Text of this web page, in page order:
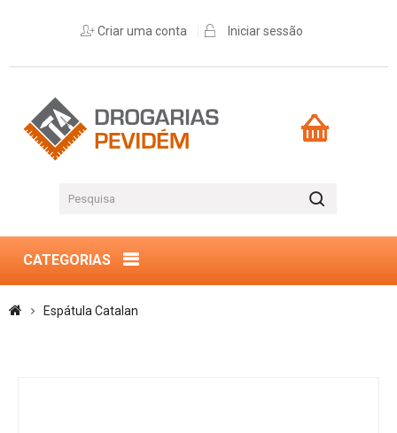
Criar uma conta Iniciar sessão
CATEGORIAS
Espátula Catalan